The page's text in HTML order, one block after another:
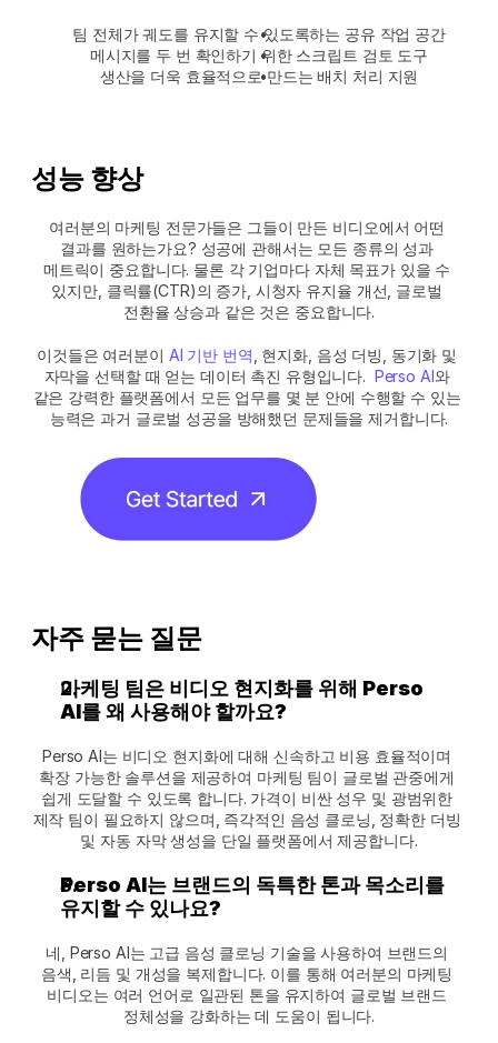
팀 전체가 궤도를 유지할 수 있도록하는 공유 작업 공간
메시지를 두 번 확인하기 위한 스크립트 검토 도구
생산을 더욱 효율적으로 만드는 배치 처리 지원
성능 향상
여러분의 마케팅 전문가들은 그들이 만든 비디오에서 어떤
결과를 원하는가요? 성공에 관해서는 모든 종류의 성과
메트릭이 중요합니다. 물론 각 기업마다 자체 목표가 있을 수
있지만, 클릭률(CTR)의 증가, 시청자 유지율 개선, 글로벌
전환율 상승과 같은 것은 중요합니다.
이것들은 여러분이 AI 기반 번역 , 현지화, 음성 더빙, 동기화 및
자막을 선택할 때 얻는 데이터 촉진 유형입니다. Perso AI와
같은 강력한 플랫폼에서 모든 업무를 몇 분 안에 수행할 수 있는
능력은 과거 글로벌 성공을 방해했던 문제들을 제거합니다.
자주 묻는 질문
마케팅 팀은 비디오 현지화를 위해 Perso
AI를 왜 사용해야 할까요?
Perso AI는 비디오 현지화에 대해 신속하고 비용 효율적이며
확장 가능한 솔루션을 제공하여 마케팅 팀이 글로벌 관중에게
쉽게 도달할 수 있도록 합니다. 가격이 비싼 성우 및 광범위한
제작 팀이 필요하지 않으며, 즉각적인 음성 클로닝, 정확한 더빙
및 자동 자막 생성을 단일 플랫폼에서 제공합니다.
Perso AI는 브랜드의 독특한 톤과 목소리를
유지할 수 있나요?
네, Perso AI는 고급 음성 클로닝 기술을 사용하여 브랜드의
음색, 리듬 및 개성을 복제합니다. 이를 통해 여러분의 마케팅
비디오는 여러 언어로 일관된 톤을 유지하여 글로벌 브랜드
정체성을 강화하는 데 도움이 됩니다.